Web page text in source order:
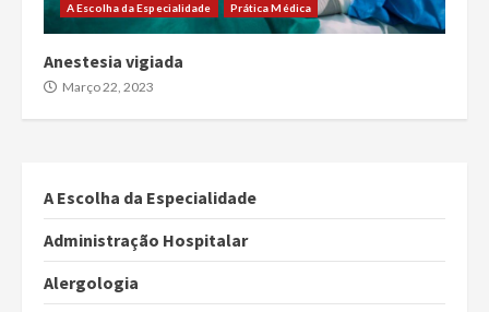
A Escolha da Especialidade Prática Médica
Anestesia vigiada
Março 22, 2023
A Escolha da Especialidade
Administração Hospitalar
Alergologia